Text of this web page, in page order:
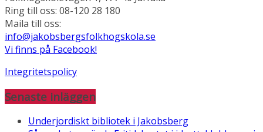
Ring till oss: 08-120 28 180
Maila till oss:
info@jakobsbergsfolkhogskola.se
Vi finns på Facebook!
Integritetspolicy
Senaste inläggen
Underjordiskt bibliotek i Jakobsberg